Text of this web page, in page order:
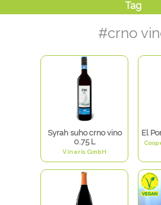
#crno
Syrah suho crno vino
0.75 L
Vineris GmbH
El